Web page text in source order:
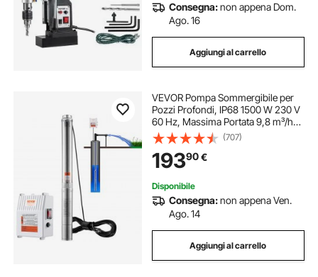
Consegna:non appena Dom.
Ago. 16
Aggiungi al carrello
VEVOR Pompa Sommergibile per
Pozzi Profondi, IP68 1500 W 230 V
60 Hz, Massima Portata 9,8 m³/h
Prevalenza 108 m, Cavo 19,4 m
Scatola Controllo, Acciaio Inox per
Irrigazione Industriale Uso
Domestico
(707)
19390€
Disponibile
Consegna:non appena Ven.
Ago. 14
Aggiungi al carrello